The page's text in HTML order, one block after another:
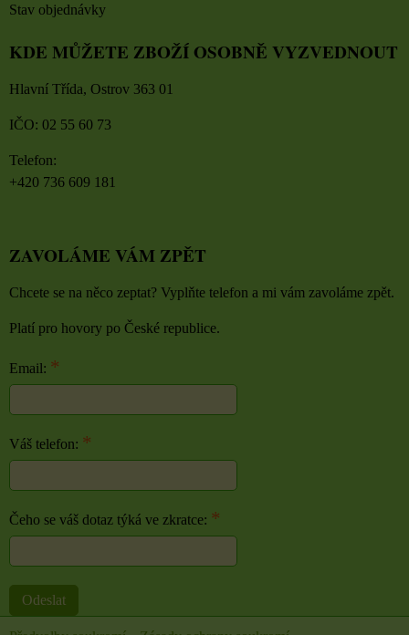
Stav objednávky
KDE MŮŽETE ZBOŽÍ OSOBNĚ VYZVEDNOUT
Hlavní Třída, Ostrov 363 01
IČO: 02 55 60 73
Telefon:
+420 736 609 181
ZAVOLÁME VÁM ZPĚT
Chcete se na něco zeptat? Vyplňte telefon a mi vám zavoláme zpět.
Platí pro hovory po České republice.
Email: *
Váš telefon: *
Čeho se váš dotaz týká ve zkratce: *
Odeslat